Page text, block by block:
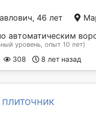
46 лет
автоматическим
уровень, опыт 10 лет)
308 8 лет назад